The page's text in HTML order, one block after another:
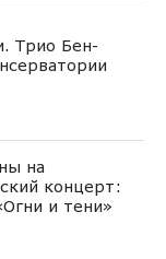
Трио Бен-
на
концерт:
и тени»